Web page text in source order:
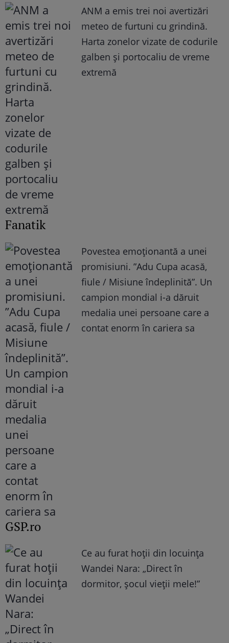
ANM a emis trei noi avertizări
meteo de furtuni cu grindină.
Harta zonelor vizate de codurile
galben și portocaliu de vreme
extremă
Fanatik
Povestea emoționantă a unei
promisiuni. ”Adu Cupa acasă,
fiule / Misiune îndeplinită”. Un
campion mondial i-a dăruit
medalia unei persoane care a
contat enorm în cariera sa
GSP.ro
Ce au furat hoții din locuința
Wandei Nara: „Direct în
dormitor, șocul vieții mele!”